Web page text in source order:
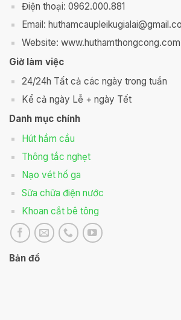
Điện thoại: 0962.000.881
Email:
Website: www.huthamthongcong.com
Giờ làm việc
24/24h Tất cả các ngày trong tuần
Kể cả ngày Lễ + ngày Tết
Danh mục chính
Hút hầm cầu
Thông tắc nghẹt
Nạo vét hố ga
Sữa chữa điện nước
Khoan cắt bê tông
Bản đồ